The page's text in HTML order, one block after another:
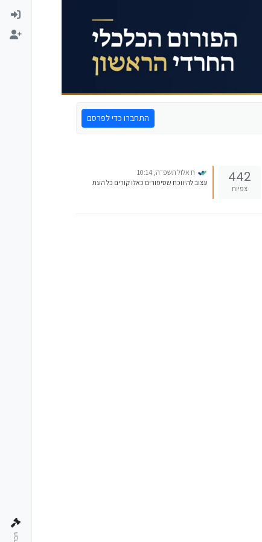
התחברו כדי לפרסם
442
צפיות
ח אלול תשפ״ה, 10:14
עצוב להיווכח שסיפורים כאלו קורים כל העת